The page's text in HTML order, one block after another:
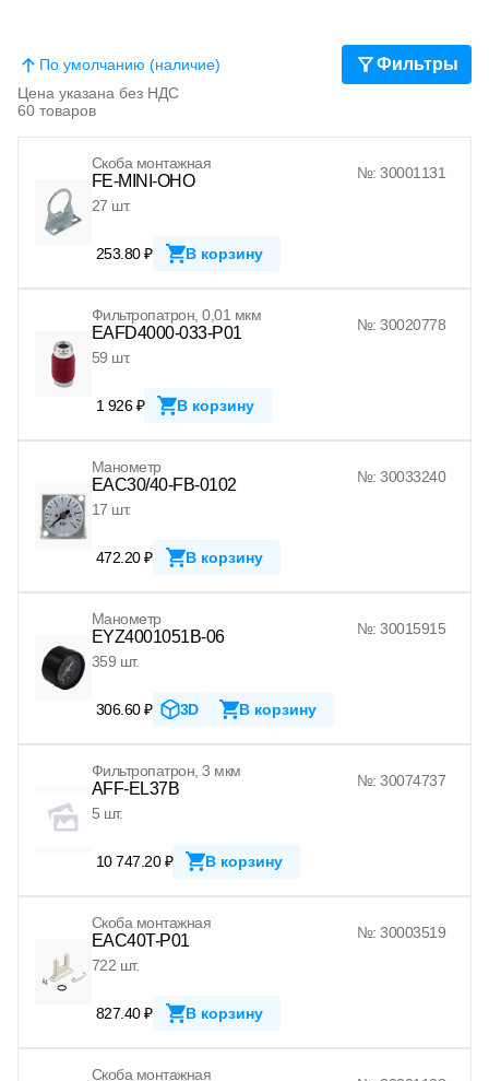
60 товаров
Цена указана без НДС
По умолчанию (наличие) Фильтры
Скоба монтажная
FE-MINI-OHO
№: 30001131
27 шт.
253.80 ₽ В корзину
Фильтропатрон, 0,01 мкм
EAFD4000-033-P01
№: 30020778
59 шт.
1 926 ₽ В корзину
Манометр
EAC30/40-FB-0102
№: 30033240
17 шт.
472.20 ₽ В корзину
Манометр
EYZ4001051B-06
№: 30015915
359 шт.
306.60 ₽ 3D В корзину
Фильтропатрон, 3 мкм
AFF-EL37B
№: 30074737
5 шт.
10 747.20 ₽ В корзину
Скоба монтажная
EAC40T-P01
№: 30003519
722 шт.
827.40 ₽ В корзину
Скоба монтажная